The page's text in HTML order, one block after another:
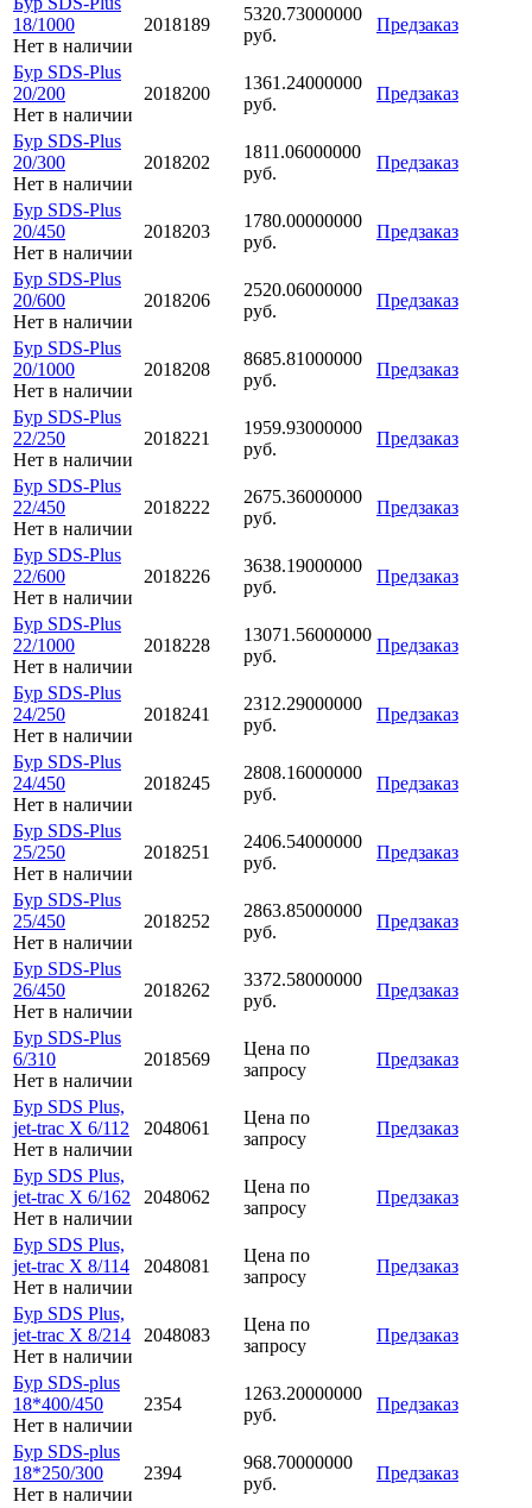
18/1000
Нет в наличии
2018189
5320.73000000
руб.
Предзаказ
Бур SDS-Plus
20/200
Нет в наличии
2018200
1361.24000000
руб.
Предзаказ
Бур SDS-Plus
20/300
Нет в наличии
2018202
1811.06000000
руб.
Предзаказ
Бур SDS-Plus
20/450
Нет в наличии
2018203
1780.00000000
руб.
Предзаказ
Бур SDS-Plus
20/600
Нет в наличии
2018206
2520.06000000
руб.
Предзаказ
Бур SDS-Plus
20/1000
Нет в наличии
2018208
8685.81000000
руб.
Предзаказ
Бур SDS-Plus
22/250
Нет в наличии
2018221
1959.93000000
руб.
Предзаказ
Бур SDS-Plus
22/450
Нет в наличии
2018222
2675.36000000
руб.
Предзаказ
Бур SDS-Plus
22/600
Нет в наличии
2018226
3638.19000000
руб.
Предзаказ
Бур SDS-Plus
22/1000
Нет в наличии
2018228
13071.56000000
руб.
Предзаказ
Бур SDS-Plus
24/250
Нет в наличии
2018241
2312.29000000
руб.
Предзаказ
Бур SDS-Plus
24/450
Нет в наличии
2018245
2808.16000000
руб.
Предзаказ
Бур SDS-Plus
25/250
Нет в наличии
2018251
2406.54000000
руб.
Предзаказ
Бур SDS-Plus
25/450
Нет в наличии
2018252
2863.85000000
руб.
Предзаказ
Бур SDS-Plus
26/450
Нет в наличии
2018262
3372.58000000
руб.
Предзаказ
Бур SDS-Plus
6/310
Нет в наличии
2018569
Цена по
запросу
Предзаказ
Бур SDS Plus,
jet-trac X 6/112
Нет в наличии
2048061
Цена по
запросу
Предзаказ
Бур SDS Plus,
jet-trac X 6/162
Нет в наличии
2048062
Цена по
запросу
Предзаказ
Бур SDS Plus,
jet-trac X 8/114
Нет в наличии
2048081
Цена по
запросу
Предзаказ
Бур SDS Plus,
jet-trac X 8/214
Нет в наличии
2048083
Цена по
запросу
Предзаказ
Бур SDS-plus
18*400/450
Нет в наличии
2354
1263.20000000
руб.
Предзаказ
Бур SDS-plus
18*250/300
Нет в наличии
2394
968.70000000
руб.
Предзаказ